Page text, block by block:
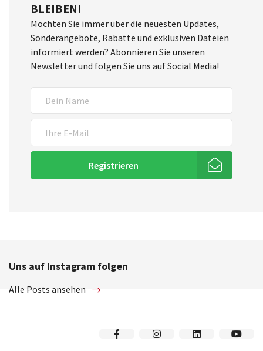
BLEIBEN!
Möchten Sie immer über die neuesten Updates,
Sonderangebote, Rabatte und exklusiven Dateien
informiert werden? Abonnieren Sie unseren
Newsletter und folgen Sie uns auf Social Media!
Registrieren
Uns auf Instagram folgen
Alle Posts ansehen